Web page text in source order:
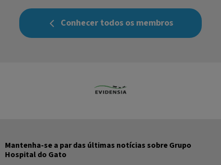
Conhecer todos os membros
Mantenha-se a par das últimas notícias sobre Grupo
Hospital do Gato